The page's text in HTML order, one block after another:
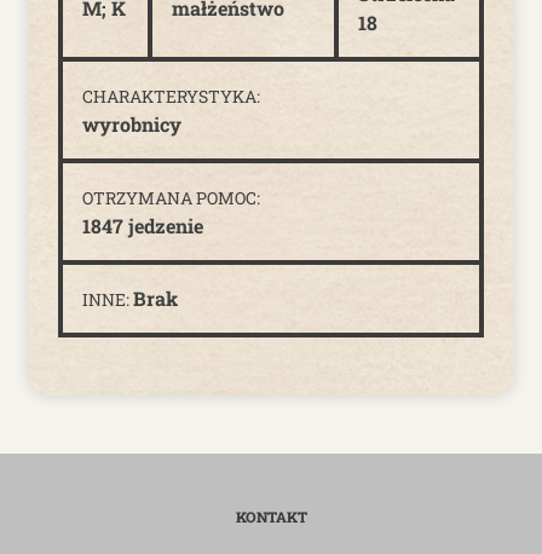
M; K małżeństwo
18
CHARAKTERYSTYKA:
wyrobnicy
OTRZYMANA POMOC:
1847 jedzenie
INNE:Brak
KONTAKT